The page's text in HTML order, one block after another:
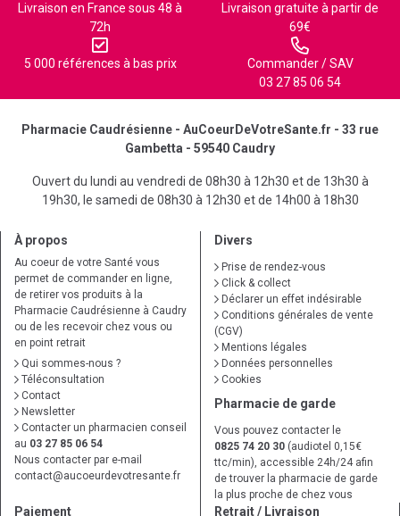
Livraison en France sous 48 à
72h
Livraison gratuite à partir de
69€
5 000 références à bas prix
Commander / SAV
03 27 85 06 54
Pharmacie Caudrésienne - AuCoeurDeVotreSante.fr - 33 rue
Gambetta - 59540 Caudry
Ouvert du lundi au vendredi de 08h30 à 12h30 et de 13h30 à
19h30, le samedi de 08h30 à 12h30 et de 14h00 à 18h30
À propos
Au coeur de votre Santé vous
permet de commander en ligne,
de retirer vos produits à la
Pharmacie Caudrésienne à Caudry
ou de les recevoir chez vous ou
en point retrait
Qui sommes-nous ?
Téléconsultation
Contact
Newsletter
Contacter un pharmacien conseil
au 03 27 85 06 54
Nous contacter par e-mail
contact@aucoeurdevotresante.fr
Divers
Prise de rendez-vous
Click & collect
Déclarer un effet indésirable
Conditions générales de vente
(CGV)
Mentions légales
Données personnelles
Cookies
Pharmacie de garde
Vous pouvez contacter le
0825 74 20 30 (audiotel 0,15€
ttc/min), accessible 24h/24 afin
de trouver la pharmacie de garde
la plus proche de chez vous
Paiement Retrait / Livraison